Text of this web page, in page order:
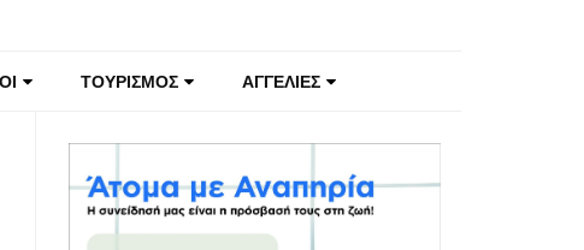
ΤΟΥΡΙΣΜΟΣ ΑΓΓΕΛΙΕΣ